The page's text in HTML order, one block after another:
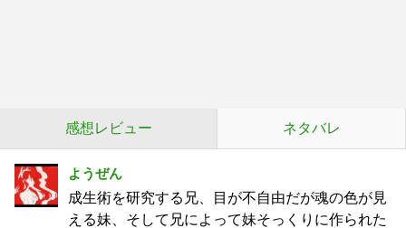
感想レビュー ネタバレ
ようぜん
成生術を研究する兄、目が不自由だが魂の色が見
える妹、そして兄によって妹そっくりに作られた